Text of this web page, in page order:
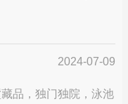
2024-07-09
藏品，独门独院，泳池